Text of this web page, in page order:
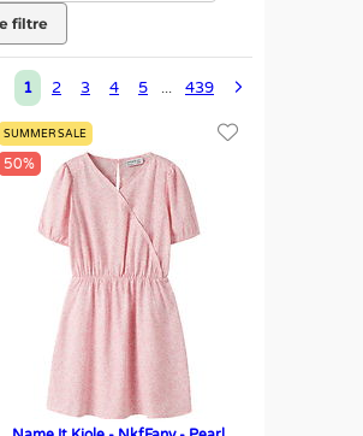
filtre
1 2 3 4 5 ... 439
SUMMER SALE
50%